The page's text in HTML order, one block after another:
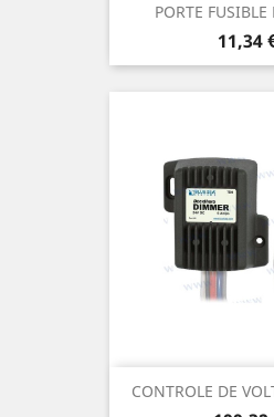
PORTE FUSIBLE
Prix
11,34
CONTROLE DE